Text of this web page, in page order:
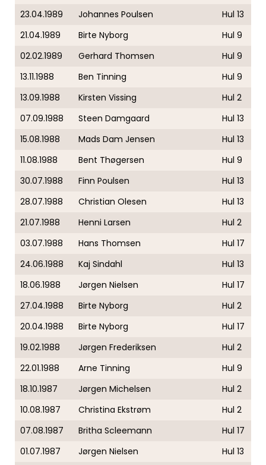
23.04.1989
Johannes Poulsen
Hul 13
21.04.1989
Birte Nyborg
Hul 9
02.02.1989
Gerhard Thomsen
Hul 9
13.11.1988
Ben Tinning
Hul 9
13.09.1988
Kirsten Vissing
Hul 2
07.09.1988
Steen Damgaard
Hul 13
15.08.1988
Mads Dam Jensen
Hul 13
11.08.1988
Bent Thøgersen
Hul 9
30.07.1988
Finn Poulsen
Hul 13
28.07.1988
Christian Olesen
Hul 13
21.07.1988
Henni Larsen
Hul 2
03.07.1988
Hans Thomsen
Hul 17
24.06.1988
Kaj Sindahl
Hul 13
18.06.1988
Jørgen Nielsen
Hul 17
27.04.1988
Birte Nyborg
Hul 2
20.04.1988
Birte Nyborg
Hul 17
19.02.1988
Jørgen Frederiksen
Hul 2
22.01.1988
Arne Tinning
Hul 9
18.10.1987
Jørgen Michelsen
Hul 2
10.08.1987
Christina Ekstrøm
Hul 2
07.08.1987
Britha Scleemann
Hul 17
01.07.1987
Jørgen Nielsen
Hul 13